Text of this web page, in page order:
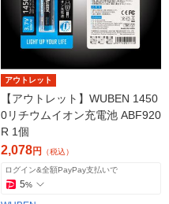
アウトレット
【アウトレット】WUBEN 1450
0リチウムイオン充電池 ABF920
R 1個
2,078円 （税込）
ログイン&全額PayPay支払いで
5%